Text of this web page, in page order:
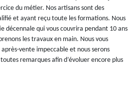
du métier. Nos artisans sont des
et ayant reçu toute les formations. Nous
décennale qui vous couvrira pendant 10 ans
les travaux en main. Nous vous
vente impeccable et nous serons
remarques afin d’évoluer encore plus